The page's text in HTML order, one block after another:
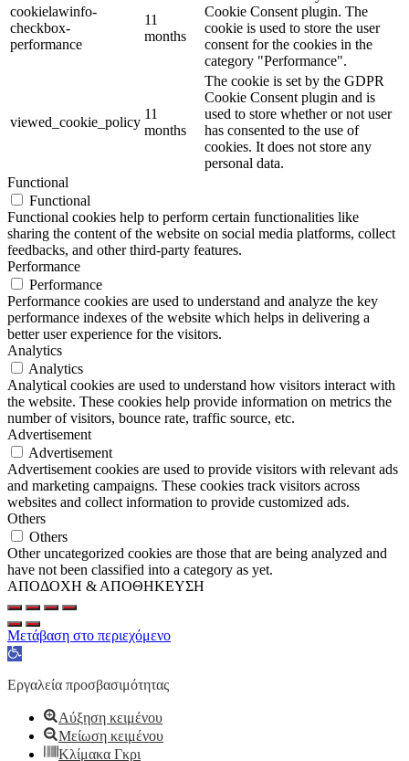
cookielawinfo-
checkbox-
performance
11
months
Cookie Consent plugin. The
cookie is used to store the user
consent for the cookies in the
category "Performance".
viewed_cookie_policy
11
months
The cookie is set by the GDPR
Cookie Consent plugin and is
used to store whether or not user
has consented to the use of
cookies. It does not store any
personal data.
Functional
Functional
Functional cookies help to perform certain functionalities like
sharing the content of the website on social media platforms, collect
feedbacks, and other third-party features.
Performance
Performance
Performance cookies are used to understand and analyze the key
performance indexes of the website which helps in delivering a
better user experience for the visitors.
Analytics
Analytics
Analytical cookies are used to understand how visitors interact with
the website. These cookies help provide information on metrics the
number of visitors, bounce rate, traffic source, etc.
Advertisement
Advertisement
Advertisement cookies are used to provide visitors with relevant ads
and marketing campaigns. These cookies track visitors across
websites and collect information to provide customized ads.
Others
Others
Other uncategorized cookies are those that are being analyzed and
have not been classified into a category as yet.
ΑΠΟΔΟΧΗ & ΑΠΟΘΗΚΕΥΣΗ
Μετάβαση στο περιεχόμενο
Ανοίξτε
γραμμή
Εργαλεία προσβασιμότητας
Αύξηση κειμένου
Μείωση κειμένου
Κλίμακα Γκρι